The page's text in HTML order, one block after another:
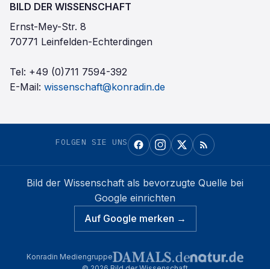
BILD DER WISSENSCHAFT
Ernst-Mey-Str. 8
70771 Leinfelden-Echterdingen
Tel: +49 (0)711 7594-392
E-Mail: wissenschaft@konradin.de
FOLGEN SIE UNS
Bild der Wissenschaft als bevorzugte Quelle bei
Google einrichten
Auf Google merken →
Konradin Mediengruppe